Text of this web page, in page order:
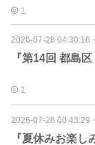
1
2026-07-28 04:30:16 ・
『第14回 都島
1
2026-07-28 00:43:29 ・
『夏休みお楽